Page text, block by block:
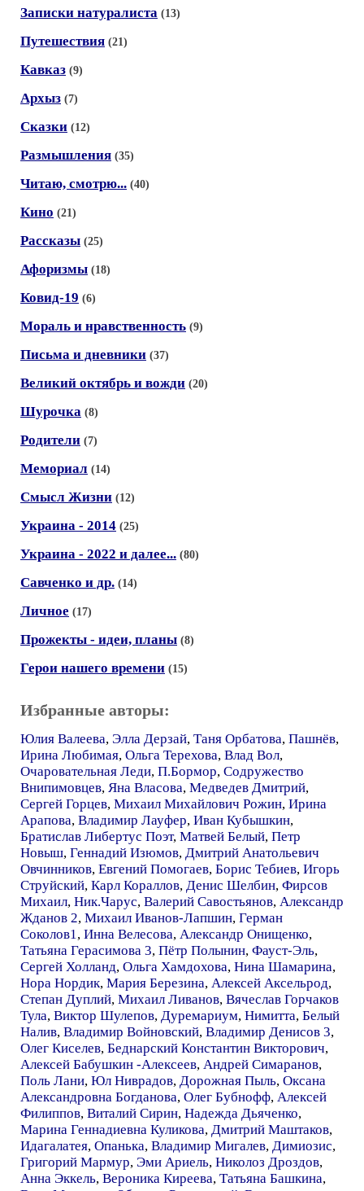
Записки натуралиста (13)
Путешествия (21)
Кавказ (9)
Архыз (7)
Сказки (12)
Размышления (35)
Читаю, смотрю... (40)
Кино (21)
Рассказы (25)
Афоризмы (18)
Ковид-19 (6)
Мораль и нравственность (9)
Письма и дневники (37)
Великий октябрь и вожди (20)
Шурочка (8)
Родители (7)
Мемориал (14)
Смысл Жизни (12)
Украина - 2014 (25)
Украина - 2022 и далее... (80)
Савченко и др. (14)
Личное (17)
Прожекты - идеи, планы (8)
Герои нашего времени (15)
Избранные авторы:
Юлия Валеева, Элла Дерзай, Таня Орбатова, Пашнёв,
Ирина Любимая, Ольга Терехова, Влад Вол,
Очаровательная Леди, П.Бормор, Содружество
Внипимовцев, Яна Власова, Медведев Дмитрий,
Сергей Горцев, Михаил Михайлович Рожин, Ирина
Арапова, Владимир Лауфер, Иван Кубышкин,
Братислав Либертус Поэт, Матвей Белый, Петр
Новыш, Геннадий Изюмов, Дмитрий Анатольевич
Овчинников, Евгений Помогаев, Борис Тебиев, Игорь
Струйский, Карл Кораллов, Денис Шелбин, Фирсов
Михаил, Ник.Чарус, Валерий Савостьянов, Александр
Жданов 2, Михаил Иванов-Лапшин, Герман
Соколов1 , Инна Велесова, Александр Онищенко,
Татьяна Герасимова 3, Пётр Полынин, Фауст-Эль,
Сергей Холланд, Ольга Хамдохова, Нина Шамарина,
Нора Нордик, Мария Березина, Алексей Аксельрод,
Степан Дуплий, Михаил Ливанов, Вячеслав Горчаков
Тула, Виктор Шулепов, Дуремариум, Нимитта, Белый
Налив, Владимир Войновский, Владимир Денисов 3,
Олег Киселев, Беднарский Константин Викторович,
Алексей Бабушкин -Алексеев, Андрей Симаранов,
Поль Лани, Юл Ниврадов, Дорожная Пыль, Оксана
Александровна Богданова, Олег Бубнофф, Алексей
Филиппов, Виталий Сирин, Надежда Дьяченко,
Марина Геннадиевна Куликова, Дмитрий Маштаков,
Идагалатея, Опанька, Владимир Мигалев, Димиозис,
Григорий Мармур, Эми Ариель, Николоз Дроздов,
Анна Эккель, Вероника Киреева, Татьяна Башкина,